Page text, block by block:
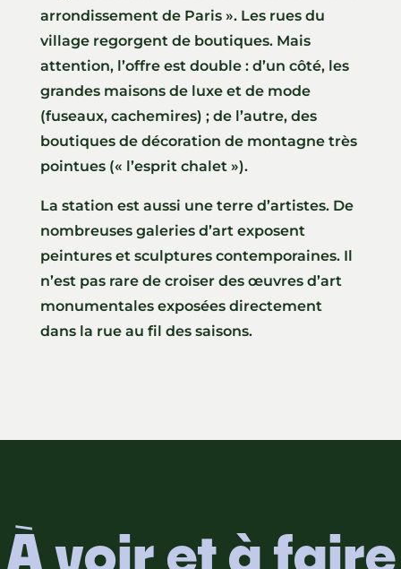
arrondissement de Paris ». Les rues du
village regorgent de boutiques. Mais
attention, l’offre est double : d’un côté, les
grandes maisons de luxe et de mode
(fuseaux, cachemires) ; de l’autre, des
boutiques de décoration de montagne très
pointues (« l’esprit chalet »).
La station est aussi une terre d’artistes. De
nombreuses galeries d’art exposent
peintures et sculptures contemporaines. Il
n’est pas rare de croiser des œuvres d’art
monumentales exposées directement
dans la rue au fil des saisons.
À voir et à faire